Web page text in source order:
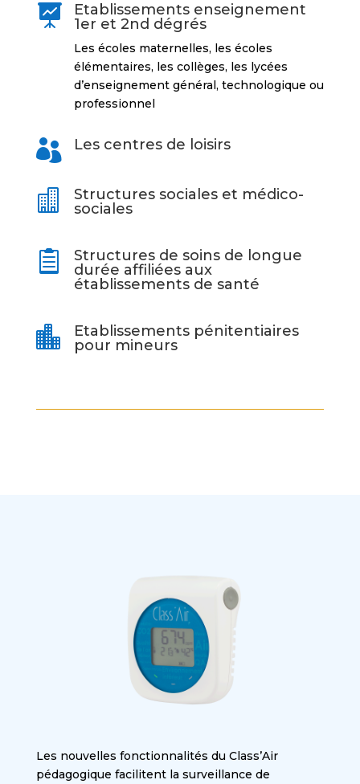

Etablissements enseignement
1er et 2nd dégrés
Les écoles maternelles, les écoles
élémentaires, les collèges, les lycées
d’enseignement général, technologique ou
professionnel
 Les centres de loisirs

Structures sociales et médico-
sociales

Structures de soins de longue
durée affiliées aux
établissements de santé

Etablissements pénitentiaires
pour mineurs
Les nouvelles fonctionnalités du Class’Air
pédagogique facilitent la surveillance de